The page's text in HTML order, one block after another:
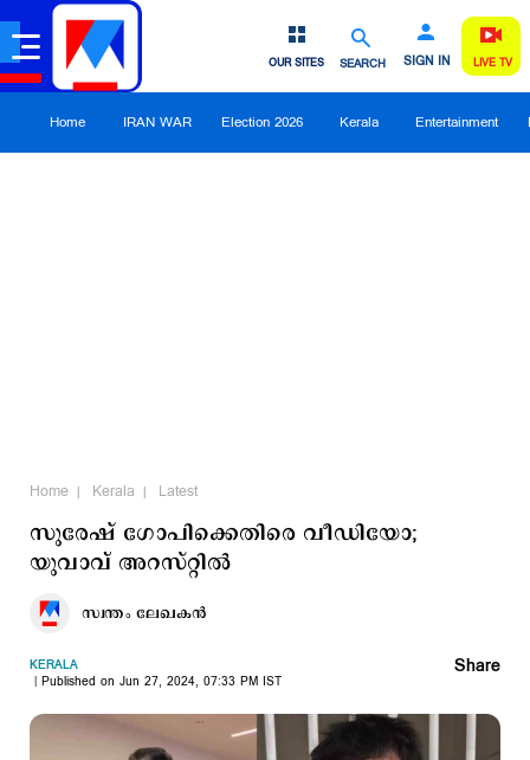
SEARCH SIGN IN
OUR SITES LIVE TV
Home IRAN WAR Election 2026 Kerala Entertainment
Home Kerala Latest
സുരേഷ് ഗോപിക്കെതിരെ വീഡിയോ;
യുവാവ് അറസ്റ്റില്‍
സ്വന്തം ലേഖകൻ
KERALA
Published on Jun 27, 2024, 07:33 PM IST
Share